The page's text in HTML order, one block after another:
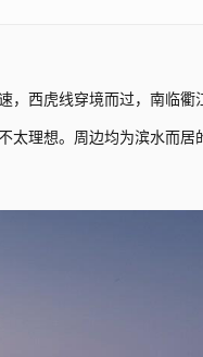
西虎线穿境而过，南临
太理想。周边均为滨水而